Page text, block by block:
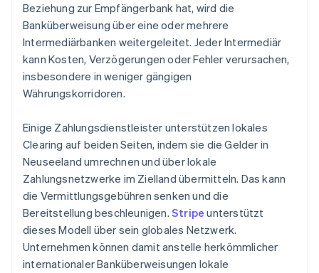
Beziehung zur Empfängerbank hat, wird die
Banküberweisung über eine oder mehrere
Intermediärbanken weitergeleitet. Jeder Intermediär
kann Kosten, Verzögerungen oder Fehler verursachen,
insbesondere in weniger gängigen
Währungskorridoren.
Einige Zahlungsdienstleister unterstützen lokales
Clearing auf beiden Seiten, indem sie die Gelder in
Neuseeland umrechnen und über lokale
Zahlungsnetzwerke im Zielland übermitteln. Das kann
die Vermittlungsgebühren senken und die
Bereitstellung beschleunigen. Stripe unterstützt
dieses Modell über sein globales Netzwerk.
Unternehmen können damit anstelle herkömmlicher
internationaler Banküberweisungen lokale